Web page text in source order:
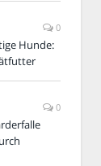
0
Hunde:
0